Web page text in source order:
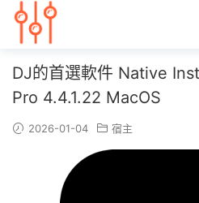
DJ的首選軟件 Native
Pro 4.4.1.22 MacOS
2026-01-04 宿主